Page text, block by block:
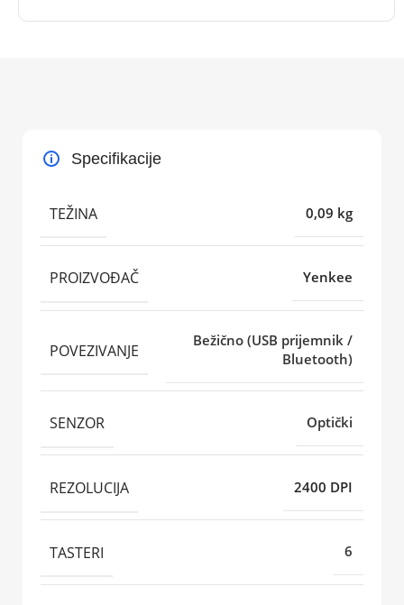
Specifikacije
TEŽINA 0,09 kg
PROIZVOĐAČ Yenkee
POVEZIVANJE
Bežično (USB prijemnik /
Bluetooth)
SENZOR Optički
REZOLUCIJA 2400 DPI
TASTERI 6